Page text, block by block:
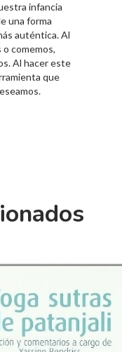
infancia
una forma
auténtica. Al
comemos,
Al hacer este
que